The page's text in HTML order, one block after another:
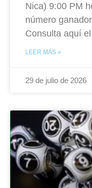
Nica) 9:00 PM
número
Consulta aquí
LEER MÁS »
29 de julio de 2026